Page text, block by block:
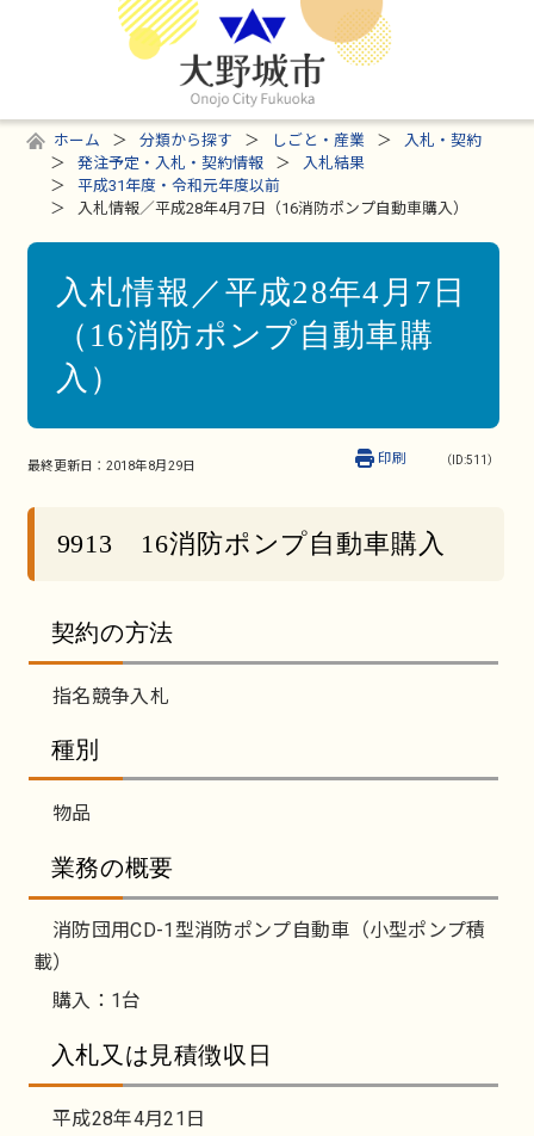
ホーム 分類から探す しごと・産業
入札・契約
発注予定・入札・契約情報
入札結果
平成31年度・令和元年度以前
入札情報／平成28年4月7日（16消防ポンプ自動車購入）
入札情報／平成28年4月7日
（16消防ポンプ自動車購
入）
最終更新日： 2018年8月29日 （ID:511）
印刷
9913 16消防ポンプ自動車購入
契約の方法
指名競争入札
種別
物品
業務の概要
消防団用CD-1型消防ポンプ自動車（小型ポンプ積
載）
購入：1台
入札又は見積徴収日
平成28年4月21日